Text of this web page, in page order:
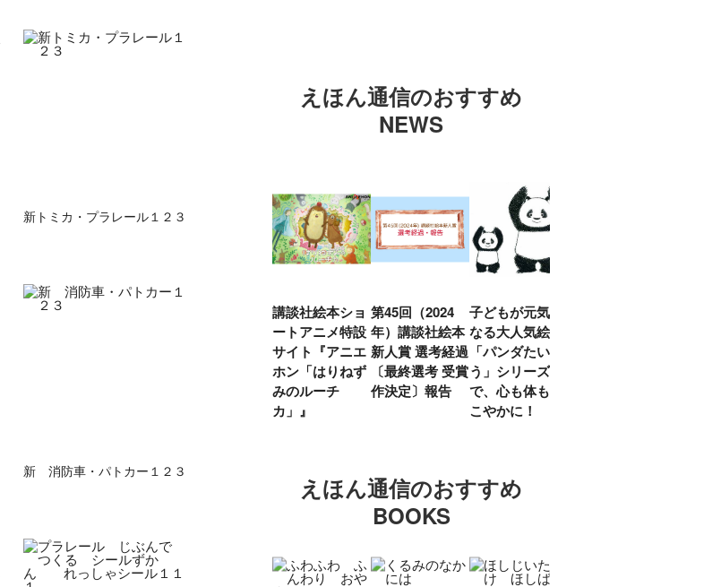
新トミカ・プラレール１２３
新 消防車・パトカー１２３
えほん通信のおすすめ
NEWS
講談社絵本ショ
ートアニメ特設
サイト『アニエ
ホン「はりねず
みのルーチ
カ」』
第45回（2024
年）講談社絵本
新人賞 選考経過
〔最終選考 受賞
作決定〕報告
子どもが元気に
なる大人気絵本
「パンダたいそ
う」シリーズ
で、心も体もす
こやかに！
えほん通信のおすすめ
BOOKS